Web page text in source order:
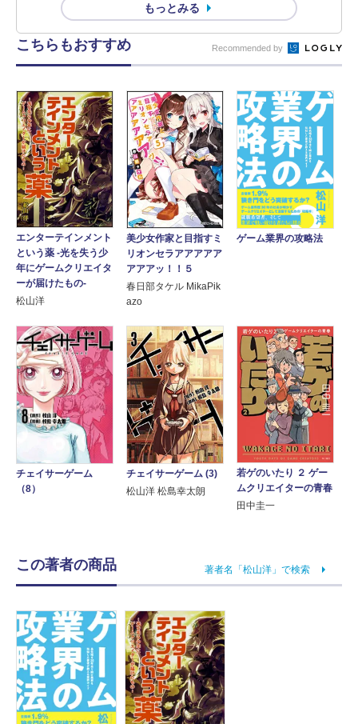
もっとみる
こちらもおすすめ Recommended by
エンターテインメント
という薬 -光を失う少
年にゲームクリエイタ
ーが届けたもの-
松山洋
美少女作家と目指すミ
リオンセラアアアアア
アアアッ！！５
春日部タケル MikaPik
azo
ゲーム業界の攻略法
チェイサーゲーム
（8）
チェイサーゲーム (3)
松山洋 松島幸太朗
若ゲのいたり ２ ゲー
ムクリエイターの青春
田中圭一
この著者の商品 著者名「松山洋」で検索